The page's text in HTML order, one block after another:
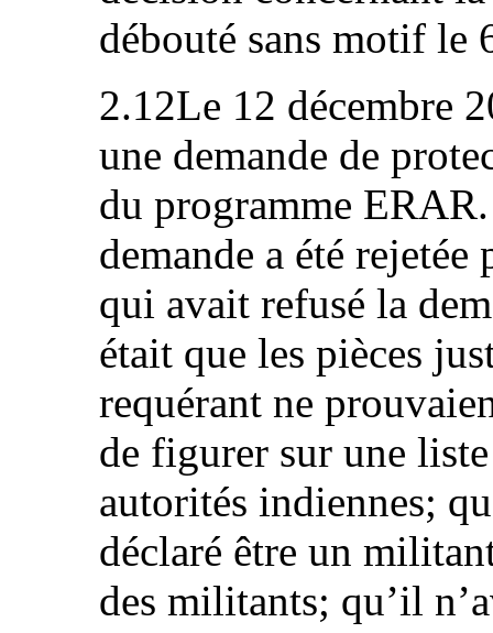
débouté sans motif le
2.12Le 12 décembre
une demande de
du programme
demande a été
qui avait refusé la
était que les pièces
requérant ne
de figurer sur une
autorités indiennes;
déclaré être un
des militants; qu’il